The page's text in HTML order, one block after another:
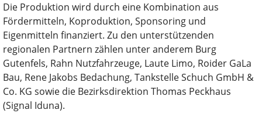
Die Produktion wird durch eine Kombination aus
Fördermitteln, Koproduktion, Sponsoring und
Eigenmitteln finanziert. Zu den unterstützenden
regionalen Partnern zählen unter anderem Burg
Gutenfels, Rahn Nutzfahrzeuge, Laute Limo, Roider GaLa
Bau, Rene Jakobs Bedachung, Tankstelle Schuch GmbH &
Co. KG sowie die Bezirksdirektion Thomas Peckhaus
(Signal Iduna).